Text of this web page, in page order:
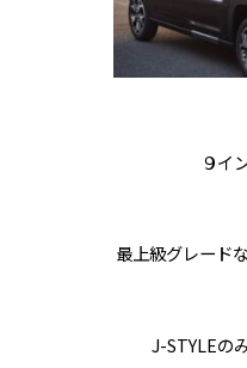
９イ
J-STYLEの